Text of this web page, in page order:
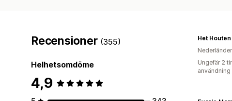
Recensioner (355)
Helhetsomdöme
4,9
Het
Ungefär 2
användning